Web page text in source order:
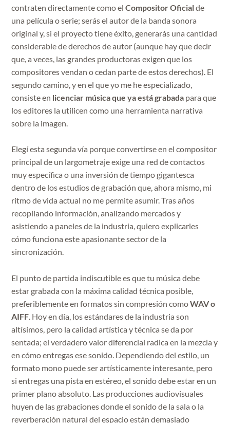
contraten directamente como elCompositor Oficialde
una película o serie; serás el autor de la banda sonora
original y, si el proyecto tiene éxito, generarás una cantidad
considerable de derechos de autor (aunque hay que decir
que, a veces, las grandes productoras exigen que los
compositores vendan o cedan parte de estos derechos). El
segundo camino, y en el que yo me he especializado,
consiste en licenciar música que ya está grabada para que
los editores la utilicen como una herramienta narrativa
sobre la imagen.
Elegí esta segunda vía porque convertirse en el compositor
principal de un largometraje exige una red de contactos
muy específica o una inversión de tiempo gigantesca
dentro de los estudios de grabación que, ahora mismo, mi
ritmo de vida actual no me permite asumir. Tras años
recopilando información, analizando mercados y
asistiendo a paneles de la industria, quiero explicarles
cómo funciona este apasionante sector de la
sincronización.
El punto de partida indiscutible es que tu música debe
estar grabada con la máxima calidad técnica posible,
preferiblemente en formatos sin compresión comoWAV o
AIFF. Hoy en día, los estándares de la industria son
altísimos, pero la calidad artística y técnica se da por
sentada; el verdadero valor diferencial radica en la mezcla y
en cómo entregas ese sonido. Dependiendo del estilo, un
formato mono puede ser artísticamente interesante, pero
si entregas una pista en estéreo, el sonido debe estar en un
primer plano absoluto. Las producciones audiovisuales
huyen de las grabaciones donde el sonido de la sala o la
reverberación natural del espacio están demasiado